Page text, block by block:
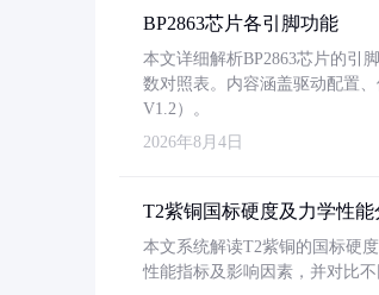
BP2863芯片各引脚功能
本文详细解析BP2863芯片的引
数对照表。内容涵盖驱动配置
V1.2）。
2026年8月4日
T2紫铜国标硬度及力学性能
本文系统解读T2紫铜的国标硬
性能指标及影响因素，并对比